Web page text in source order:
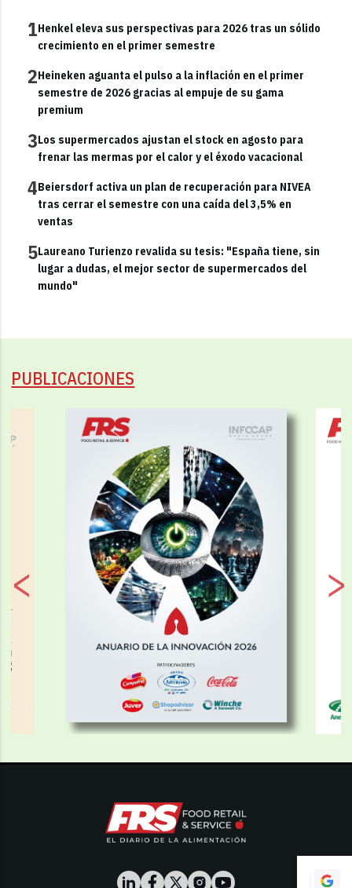
1Henkel eleva sus perspectivas para 2026 tras un sólido
crecimiento en el primer semestre
2Heineken aguanta el pulso a la inflación en el primer
semestre de 2026 gracias al empuje de su gama
premium
3Los supermercados ajustan el stock en agosto para
frenar las mermas por el calor y el éxodo vacacional
4Beiersdorf activa un plan de recuperación para NIVEA
tras cerrar el semestre con una caída del 3,5% en
ventas
5Laureano Turienzo revalida su tesis: "España tiene, sin
lugar a dudas, el mejor sector de supermercados del
mundo"
PUBLICACIONES